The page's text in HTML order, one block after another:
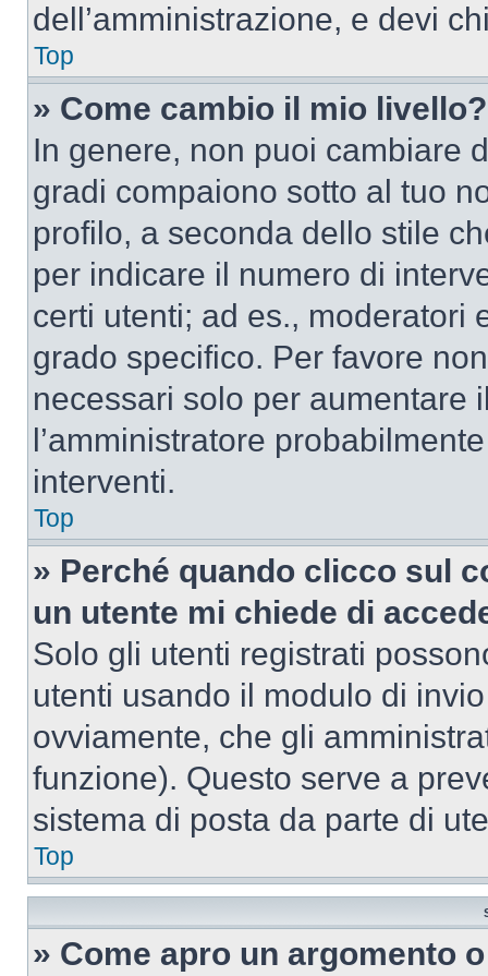
dell’amministrazione, e devi
Top
» Come cambio il mio livello?
In genere, non puoi cambiare
gradi compaiono sotto al tuo
profilo, a seconda dello stile
per indicare il numero di
certi utenti; ad es., moderatori
grado specifico. Per favore
necessari solo per aumentare
l’amministratore
interventi.
Top
» Perché quando clicco sul
un utente mi chiede di
Solo gli utenti registrati
utenti usando il modulo di
ovviamente, che gli
funzione). Questo serve a
sistema di posta da parte di
Top
» Come apro un argomento